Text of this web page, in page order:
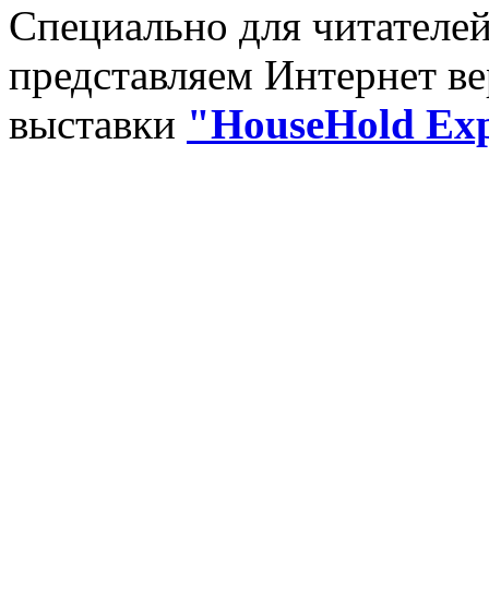
Специально для
представляем Интернет
выставки "HouseHold